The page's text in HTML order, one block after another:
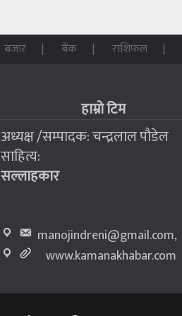
बजार बैंक राशिफल
हाम्रो टिम
अध्यक्ष /सम्पादक: चन्द्रलाल पौडेल
साहित्य:
सल्लाहकार
manojindreni@gmail.com,
www.kamanakhabar.com